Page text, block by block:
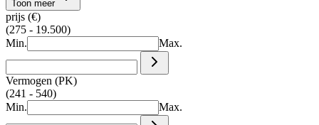
Toon meer
prijs (€)
(275 - 19.500)
Min.
Max.
Vermogen (PK)
(241 - 540)
Min.
Max.